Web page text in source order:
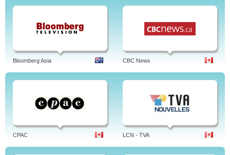
Bloomberg Asia CBC News
CPAC LCN - TVA